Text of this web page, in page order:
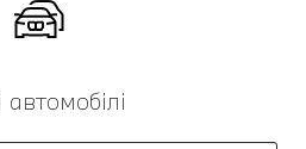
автомобілі